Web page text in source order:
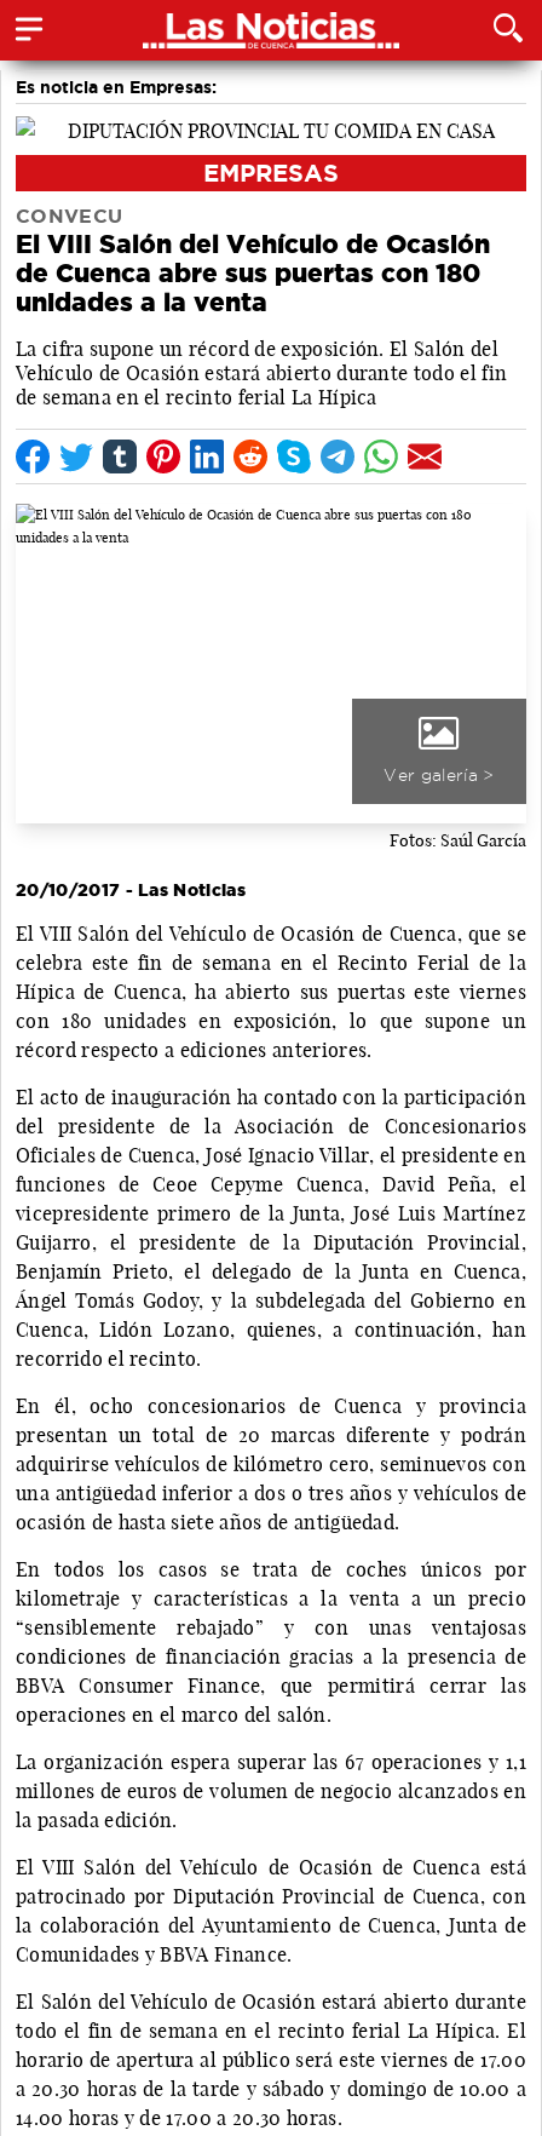
Es noticia en Empresas:
EMPRESAS
CONVECU
El VIII Salón del Vehículo de Ocasión
de Cuenca abre sus puertas con 180
unidades a la venta
La cifra supone un récord de exposición. El Salón del
Vehículo de Ocasión estará abierto durante todo el fin
de semana en el recinto ferial La Hípica
Ver galería >
Fotos: Saúl García
20/10/2017 - Las Noticias
El VIII Salón del Vehículo de Ocasión de Cuenca, que se
celebra este fin de semana en el Recinto Ferial de la
Hípica de Cuenca, ha abierto sus puertas este viernes
con 180 unidades en exposición, lo que supone un
récord respecto a ediciones anteriores.
El acto de inauguración ha contado con la participación
del presidente de la Asociación de Concesionarios
Oficiales de Cuenca, José Ignacio Villar, el presidente en
funciones de Ceoe Cepyme Cuenca, David Peña, el
vicepresidente primero de la Junta, José Luis Martínez
Guijarro, el presidente de la Diputación Provincial,
Benjamín Prieto, el delegado de la Junta en Cuenca,
Ángel Tomás Godoy, y la subdelegada del Gobierno en
Cuenca, Lidón Lozano, quienes, a continuación, han
recorrido el recinto.
En él, ocho concesionarios de Cuenca y provincia
presentan un total de 20 marcas diferente y podrán
adquirirse vehículos de kilómetro cero, seminuevos con
una antigüedad inferior a dos o tres años y vehículos de
ocasión de hasta siete años de antigüedad.
En todos los casos se trata de coches únicos por
kilometraje y características a la venta a un precio
“sensiblemente rebajado” y con unas ventajosas
condiciones de financiación gracias a la presencia de
BBVA Consumer Finance, que permitirá cerrar las
operaciones en el marco del salón.
La organización espera superar las 67 operaciones y 1,1
millones de euros de volumen de negocio alcanzados en
la pasada edición.
El VIII Salón del Vehículo de Ocasión de Cuenca está
patrocinado por Diputación Provincial de Cuenca, con
la colaboración del Ayuntamiento de Cuenca, Junta de
Comunidades y BBVA Finance.
El Salón del Vehículo de Ocasión estará abierto durante
todo el fin de semana en el recinto ferial La Hípica. El
horario de apertura al público será este viernes de 17.00
a 20.30 horas de la tarde y sábado y domingo de 10.00 a
14.00 horas y de 17.00 a 20.30 horas.